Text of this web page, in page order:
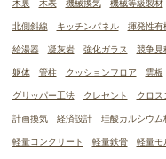
木裏 木表 機械換気 機械等級製材
北側斜線 キッチンパネル 揮発性有
給湯器 凝灰岩 強化ガラス 競争見
躯体 管柱 クッションフロア 雲板
グリッパー工法 クレセント クロス
計画換気 経済設計 珪酸カルシウム
軽量コンクリート 軽量鉄骨 軽量モ